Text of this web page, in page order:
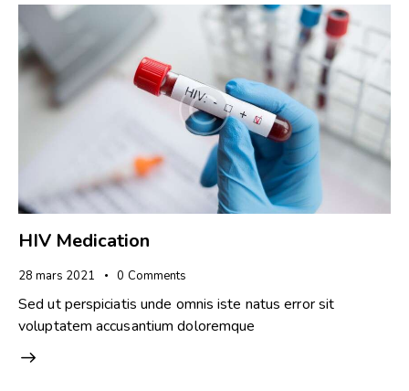
HIV Medication
28 mars 2021 0 Comments
Sed ut perspiciatis unde omnis iste natus error sit
voluptatem accusantium doloremque